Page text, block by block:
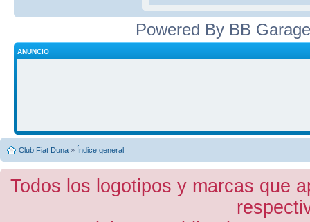
Powered By BB
ANUNCIO
Club Fiat Duna » Índice general
Todos los logotipos y marcas que